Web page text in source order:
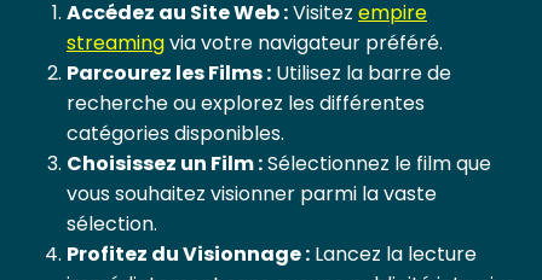
Accédez au Site Web :Visitez empire
streamingvia votre navigateur préféré.
Parcourez les Films : Utilisez la barre de
recherche ou explorez les différentes
catégories disponibles.
Choisissez un Film :Sélectionnez le film que
vous souhaitez visionner parmi la vaste
sélection.
Profitez du Visionnage : Lancez la lecture